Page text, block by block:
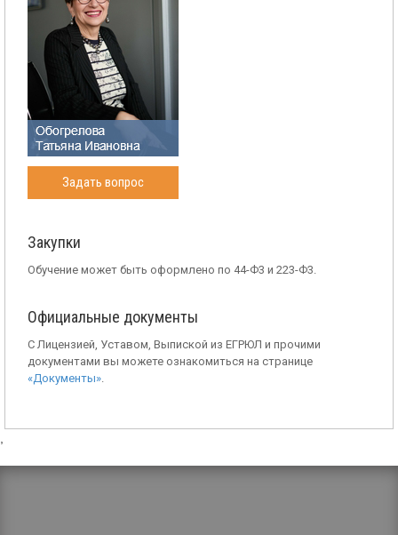
Задать вопрос
Закупки
Обучение может быть оформлено по 44-Ф3 и 223-Ф3.
Официальные документы
С Лицензией, Уставом, Выпиской из ЕГРЮЛ и прочими
документами вы можете ознакомиться на странице
«Документы».